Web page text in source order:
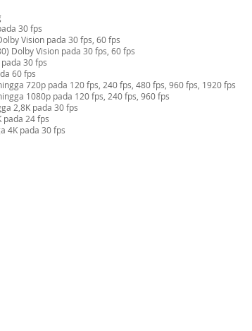
30 fps
Vision pada 30 fps, 60 fps
Dolby Vision pada 30 fps, 60 fps
30 fps
60 fps
720p pada 120 fps, 240 fps, 480 fps, 960 fps, 1920 fps
1080p pada 120 fps, 240 fps, 960 fps
2,8K pada 30 fps
pada 24 fps
4K pada 30 fps